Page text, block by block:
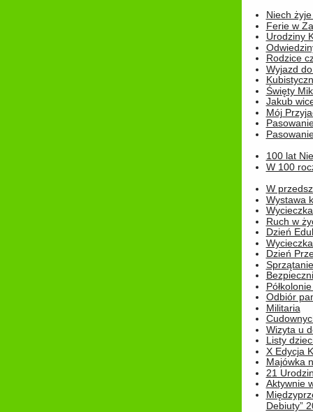
Niech
Ferie w
Urodziny
Rodzice
Wyjazd
Święty
Jakub
Mój
100 lat
W 100
W
Wystawa
Ruch w
Dzień
Dzień
Odbiór
Militaria
Wizyta u
Listy
X Edycja
Majówka
21
Aktywnie
Debiuty”